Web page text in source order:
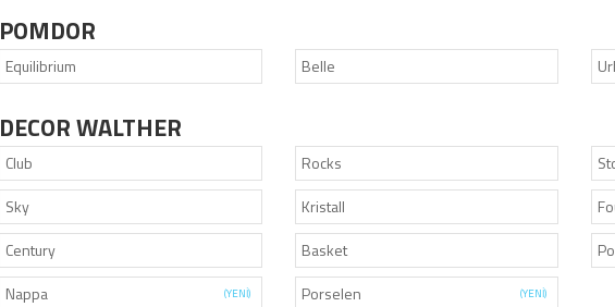
POMDOR
Equilibrium Belle
DECOR WALTHER
Club Rocks
Sky Kristall
Century
Basket
Nappa (YENİ) Porselen (YENİ)